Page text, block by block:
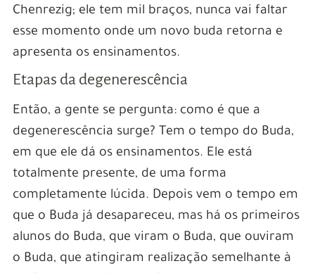
Chenrezig; ele tem mil braços, nunca vai faltar
esse momento onde um novo buda retorna e
apresenta os ensinamentos.
Etapas da degenerescência
Então, a gente se pergunta: como é que a
degenerescência surge? Tem o tempo do Buda,
em que ele dá os ensinamentos. Ele está
totalmente presente, de uma forma
completamente lúcida. Depois vem o tempo em
que o Buda já desapareceu, mas há os primeiros
alunos do Buda, que viram o Buda, que ouviram
o Buda, que atingiram realização semelhante à